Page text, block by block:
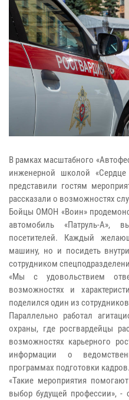
В рамках масштабного
инженерной школой «Сердце
представили гостям
рассказали о возможностях
Бойцы ОМОН «Воин»
автомобиль «Патруль-А»,
посетителей. Каждый
машину, но и посидеть
сотрудником
«Мы с удовольствием
возможностях и
поделился один из
Параллельно работал
охраны, где росгвардейцы
возможностях карьерного
информации о
программах подготовки кадров.
«Такие мероприятия
выбор будущей профессии», -